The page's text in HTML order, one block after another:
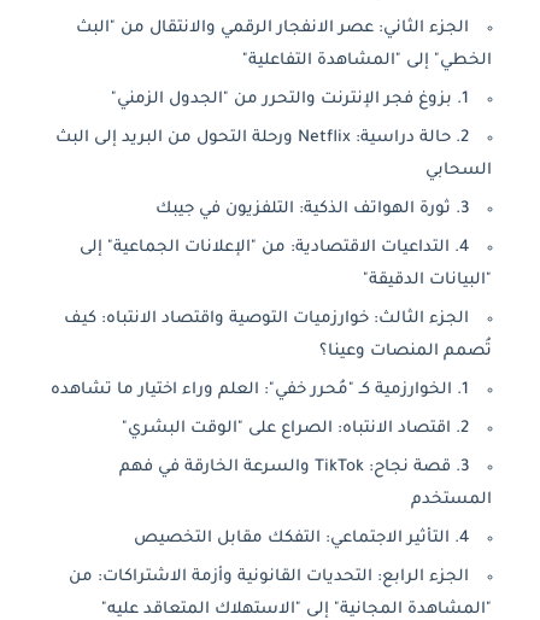
الجزء الثاني: عصر الانفجار الرقمي والانتقال من "البث
الخطي" إلى "المشاهدة التفاعلية"
1. بزوغ فجر الإنترنت والتحرر من "الجدول الزمني"
2. حالة دراسية: Netflix ورحلة التحول من البريد إلى البث
السحابي
3. ثورة الهواتف الذكية: التلفزيون في جيبك
4. التداعيات الاقتصادية: من "الإعلانات الجماعية" إلى
"البيانات الدقيقة"
الجزء الثالث: خوارزميات التوصية واقتصاد الانتباه: كيف
تُصمم المنصات وعينا؟
1. الخوارزمية كـ "مُحرر خفي": العلم وراء اختيار ما تشاهده
2. اقتصاد الانتباه: الصراع على "الوقت البشري"
3. قصة نجاح: TikTok والسرعة الخارقة في فهم
المستخدم
4. التأثير الاجتماعي: التفكك مقابل التخصيص
الجزء الرابع: التحديات القانونية وأزمة الاشتراكات: من
"المشاهدة المجانية" إلى "الاستهلاك المتعاقد عليه"